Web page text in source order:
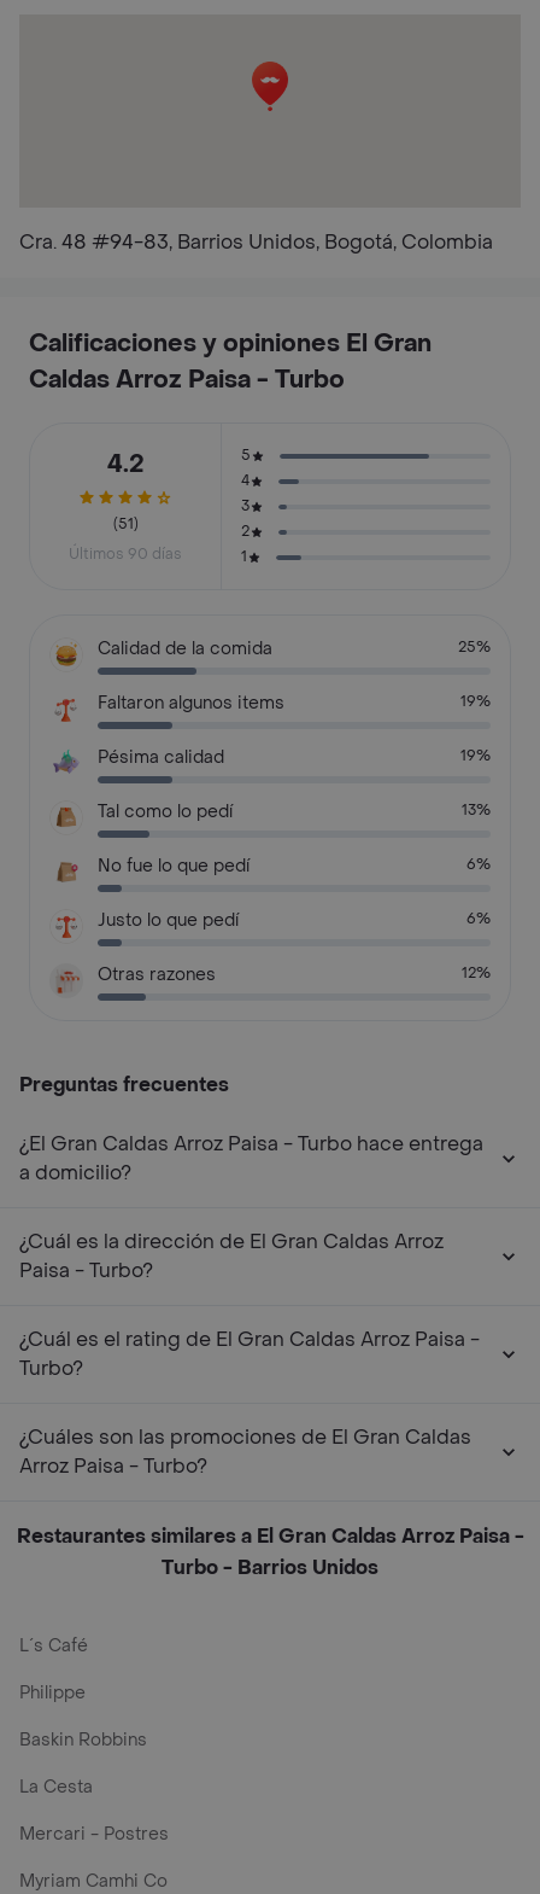
Cra. 48 #94-83, Barrios Unidos, Bogotá, Colombia
Calificaciones y opiniones El Gran
Caldas Arroz Paisa - Turbo
4.2
(51)
Últimos 90 días
5
4
3
2
1
Calidad de la comida 25%
Faltaron algunos items 19%
Pésima calidad 19%
Tal como lo pedí 13%
No fue lo que pedí 6%
Justo lo que pedí 6%
Otras razones 12%
Preguntas frecuentes
¿El Gran Caldas Arroz Paisa - Turbo hace entrega
a domicilio?
¿Cuál es la dirección de El Gran Caldas Arroz
Paisa - Turbo?
¿Cuál es el rating de El Gran Caldas Arroz Paisa -
Turbo?
¿Cuáles son las promociones de El Gran Caldas
Arroz Paisa - Turbo?
Restaurantes similares a El Gran Caldas Arroz Paisa -
Turbo - Barrios Unidos
L´s Café
Philippe
Baskin Robbins
La Cesta
Mercari - Postres
Myriam Camhi Co